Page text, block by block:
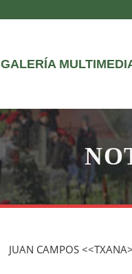
GALERÍA
JUAN CAMPOS